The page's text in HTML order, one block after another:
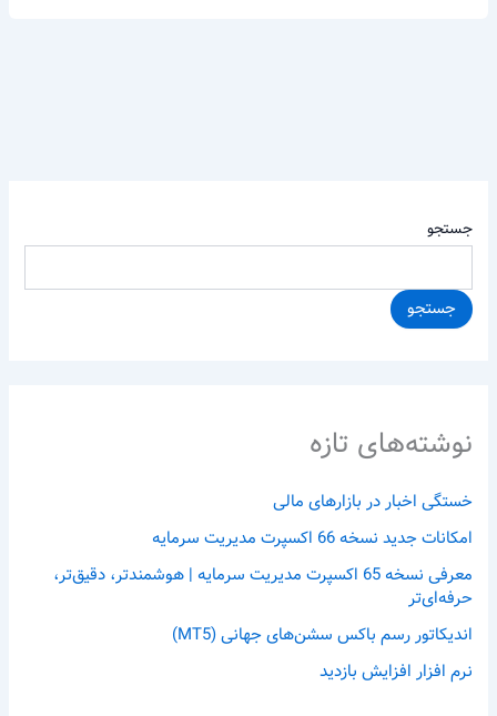
جستجو
جستجو
نوشته‌های تازه
خستگی اخبار در بازارهای مالی
امکانات جدید نسخه 66 اکسپرت مدیریت سرمایه
معرفی نسخه 65 اکسپرت مدیریت سرمایه | هوشمندتر، دقیق‌تر،
حرفه‌ای‌تر
اندیکاتور رسم باکس سشن‌های جهانی (MT5)
نرم افزار افزایش بازدید